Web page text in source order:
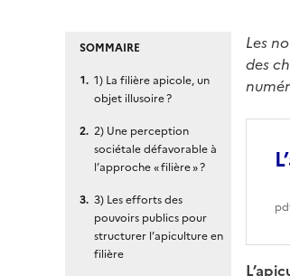
SOMMAIRE
1) La filière apicole, un
objet illusoire ?
2) Une perception
sociétale défavorable à
l’approche « filière » ?
3) Les efforts des
pouvoirs publics pour
structurer l’apiculture en
filière
Les
des